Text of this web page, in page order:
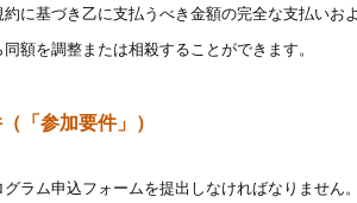
基づき乙に支払うべき金額の完全な支払いお
額を調整または相殺することができます。
「参加要件」）
ラム申込フォームを提出しなければなりません